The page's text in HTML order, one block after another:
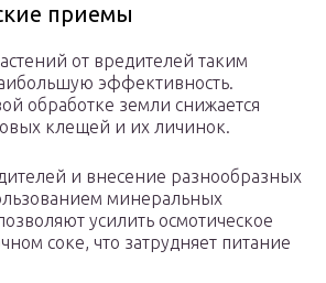
приемы
от вредителей таким
эффективность.
обработке земли снижается
клещей и их личинок.
и внесение разнообразных
минеральных
усилить осмотическое
соке, что затрудняет питание